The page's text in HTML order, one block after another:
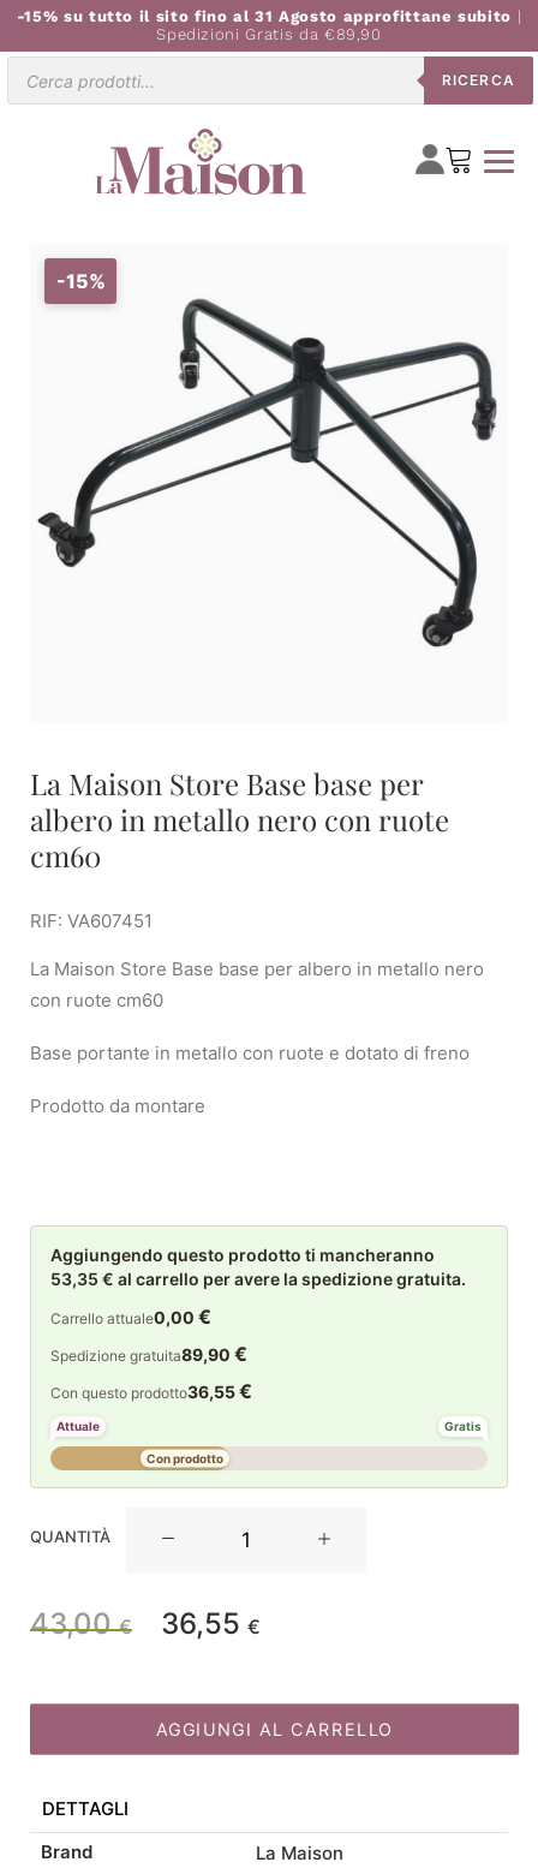
-15% su tutto il sito fino al 31 Agosto approfittane subito |
Spedizioni Gratis da €89,90
RICERCA
-15%
La Maison Store Base base per
albero in metallo nero con ruote
cm60
RIF: VA607451
La Maison Store Base base per albero in metallo nero
con ruote cm60
Base portante in metallo con ruote e dotato di freno
Prodotto da montare
Aggiungendo questo prodotto ti mancheranno
53,35 € al carrello per avere la spedizione gratuita.
Carrello attuale0,00 €
Spedizione gratuita89,90 €
Con questo prodotto36,55€
Attuale Gratis
Con prodotto
QUANTITÀ
base
metallo
ruote
43,00€
originale
36,55 €
attuale
AGGIUNGI AL CARRELLO
DETTAGLI
Brand
La Maison